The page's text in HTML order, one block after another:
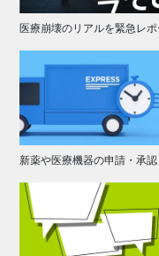
医療崩壊のリアルを緊急レポ
新薬や医療機器の申請・承